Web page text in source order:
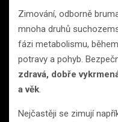
Zimování, odborně
mnoha druhů
fázi metabolismu,
potravy a pohyb.
zdravá, dobře
a věk
Nejčastěji se zimují